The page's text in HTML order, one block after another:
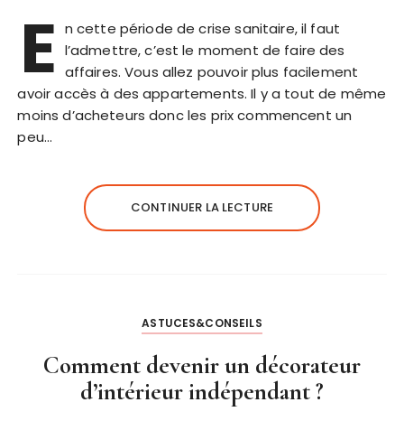
E n cette période de crise sanitaire, il faut
l’admettre, c’est le moment de faire des
affaires. Vous allez pouvoir plus facilement
avoir accès à des appartements. Il y a tout de même
moins d’acheteurs donc les prix commencent un
peu…
CONTINUER LA LECTURE
ASTUCES&CONSEILS
Comment devenir un décorateur
d’intérieur indépendant ?